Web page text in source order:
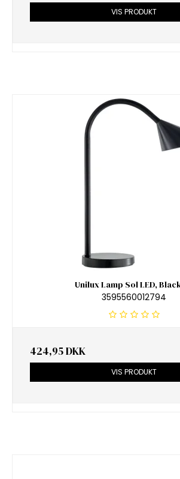
VIS PRODUKT
Unilux Lamp Sol LED,
3595560012794
424,95 DKK
VIS PRODUKT